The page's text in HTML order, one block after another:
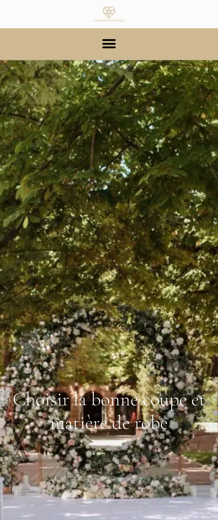
Choisir la bonne coupe et
matière de robe